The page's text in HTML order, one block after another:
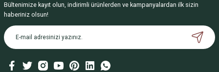
Bültenimize kayıt olun, indirimli ürünlerden ve kampanyalardan ilk sizin
haberiniz olsun!